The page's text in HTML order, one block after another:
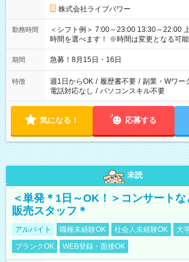
株式会社ライブパワー
勤務時間
＜シフト例＞ 7:00～23:00 13:30～22:00 上記の時間から好きな
時間を選べます！ ※時間は変更となる可
期間 急募！8月15日・16日
特徴 週1日からOK / 履歴書不要 / 副業・Wワー
電話対応なし / パソコンスキル不要
気になる！ 応募する
未読
＜単発＊1日～OK！＞コンサート
販売スタッフ＊
アルバイト 職種未経験OK 社会人未経験OK
大
ブランクOK
WEB登録・面接OK